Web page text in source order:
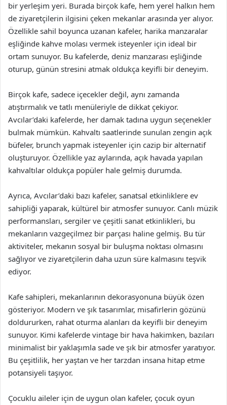
bir yerleşim yeri. Burada birçok kafe, hem yerel halkın hem
de ziyaretçilerin ilgisini çeken mekanlar arasında yer alıyor.
Özellikle sahil boyunca uzanan kafeler, harika manzaralar
eşliğinde kahve molası vermek isteyenler için ideal bir
ortam sunuyor. Bu kafelerde, deniz manzarası eşliğinde
oturup, günün stresini atmak oldukça keyifli bir deneyim.
Birçok kafe, sadece içecekler değil, aynı zamanda
atıştırmalık ve tatlı menüleriyle de dikkat çekiyor.
Avcılar’daki kafelerde, her damak tadına uygun seçenekler
bulmak mümkün. Kahvaltı saatlerinde sunulan zengin açık
büfeler, brunch yapmak isteyenler için cazip bir alternatif
oluşturuyor. Özellikle yaz aylarında, açık havada yapılan
kahvaltılar oldukça popüler hale gelmiş durumda.
Ayrıca, Avcılar’daki bazı kafeler, sanatsal etkinliklere ev
sahipliği yaparak, kültürel bir atmosfer sunuyor. Canlı müzik
performansları, sergiler ve çeşitli sanat etkinlikleri, bu
mekanların vazgeçilmez bir parçası haline gelmiş. Bu tür
aktiviteler, mekanın sosyal bir buluşma noktası olmasını
sağlıyor ve ziyaretçilerin daha uzun süre kalmasını teşvik
ediyor.
Kafe sahipleri, mekanlarının dekorasyonuna büyük özen
gösteriyor. Modern ve şık tasarımlar, misafirlerin gözünü
doldururken, rahat oturma alanları da keyifli bir deneyim
sunuyor. Kimi kafelerde vintage bir hava hakimken, bazıları
minimalist bir yaklaşımla sade ve şık bir atmosfer yaratıyor.
Bu çeşitlilik, her yaştan ve her tarzdan insana hitap etme
potansiyeli taşıyor.
Çocuklu aileler için de uygun olan kafeler, çocuk oyun